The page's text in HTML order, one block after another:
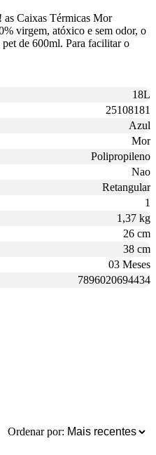
as Caixas Térmicas Mor
virgem, atóxico e sem odor, o
de 600ml. Para facilitar o
18L
25108181
Azul
Mor
Polipropileno
Nao
Retangular
1
1,37 kg
26 cm
38 cm
03 Meses
7896020694434
Ordenar por: